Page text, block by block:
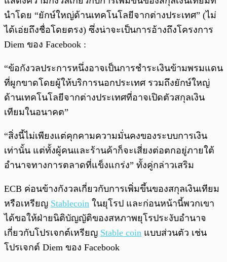
นำโดย “ยักษ์ใหญ่ด้านเทคโนโลยีจากต่างประเทศ” (ไม่
ได้เอ่ยถึงชื่อโดยตรง) ซึ่งน่าจะเป็นการอ้างถึงโครงการ
Diem ของ Facebook :
“ข้อกังวลประการหนึ่งอาจเป็นการชำระเงินข้ามพรมแดน
ที่ผูกขาดโดยผู้ให้บริการนอกประเทศ รวมถึงยักษ์ใหญ่
ด้านเทคโนโลยีจากต่างประเทศที่อาจเปิดตัวสกุลเงิน
เทียมในอนาคต”
“สิ่งนี้ไม่เพียงแต่คุกคามความมั่นคงของระบบการเงิน
เท่านั้น แต่ทั้งผู้คนและร้านค้าก็จะเสี่ยงต่อตกอยู่ภายใต้
อำนาจทางการตลาดที่แข็งแกร่ง” ทั้งคู่กล่าวเสริม
ECB ค่อนข้างกังวลเกี่ยวกับการเพิ่มขึ้นของสกุลเงินเทียม
หรือเหรียญ Stablecoin ในยุโรป และก่อนหน้านี้พวกเขา
ได้ขอให้ฝ่ายนิติบัญญัติของสหภาพยุโรประงับอำนาจ
เกี่ยวกับโปรเจกต์เหรียญ Stable coin แบบส่วนตัว เช่น
โปรเจกต์ Diem ของ Facebook